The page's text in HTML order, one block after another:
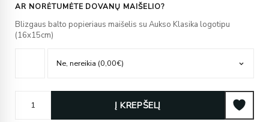
AR NORĖTUMĖTE DOVANŲ MAIŠELIO?
Blizgaus balto popieriaus maišelis su Aukso Klasika logotipu
(16x15cm)
Į KREPŠELĮ